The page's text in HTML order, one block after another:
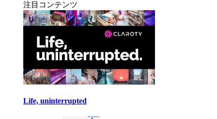
注目コンテンツ
Life, uninterrupted